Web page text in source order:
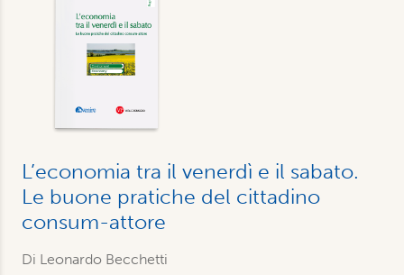
L’economia tra il venerdì e il sabato.
Le buone pratiche del cittadino
consum-attore
Di Leonardo Becchetti